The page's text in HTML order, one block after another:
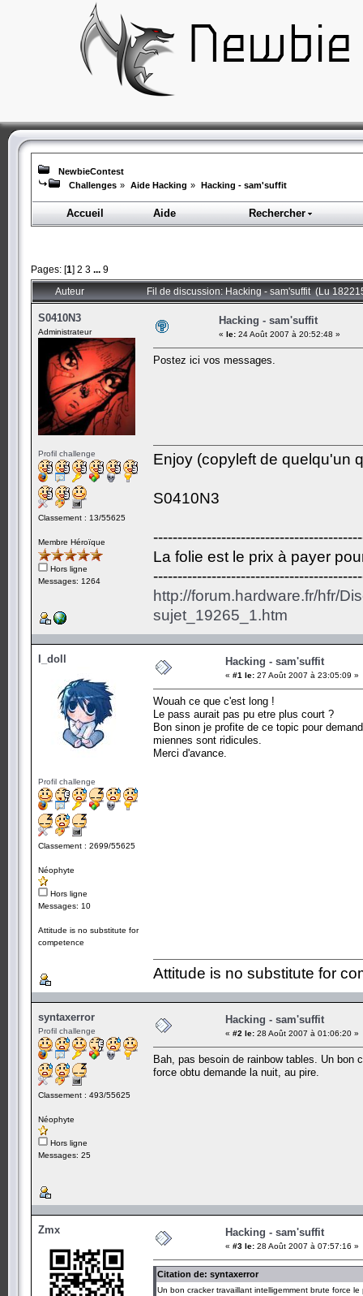
NewbieContest
Challenges » Aide Hacking » Hacking - sam'suffit
Accueil Aide Rechercher
Pages: [1] 2 3 ... 9
Auteur Fil de discussion: Hacking - sam'suffit (Lu
S0410N3
Administrateur
Profil challenge
Classement : 13/55625
Membre Héroïque
Hors ligne
Messages: 1264
Hacking - sam'suffit
« le: 24 Août 2007 à 20:52:48 »
Postez ici vos messages.
Enjoy (copyleft de quelqu'un
S0410N3
La folie est le prix à payer
http://forum.hardware.fr/hfr/
sujet_19265_1.htm
I_doll
Profil challenge
Classement : 2699/55625
Néophyte
Hors ligne
Messages: 10
Attitude is no substitute for
competence
Hacking - sam'suffit
« #1 le: 27 Août 2007 à 23:05:09 »
Wouah ce que c'est long !
Le pass aurait pas pu etre plus court ?
Bon sinon je profite de ce topic pour
miennes sont ridicules.
Merci d'avance.
Attitude is no substitute for
syntaxerror
Profil challenge
Classement : 493/55625
Néophyte
Hors ligne
Messages: 25
Hacking - sam'suffit
« #2 le: 28 Août 2007 à 01:06:20 »
Bah, pas besoin de rainbow tables. Un bon
force obtu demande la nuit, au pire.
Zmx Hacking - sam'suffit
« #3 le: 28 Août 2007 à 07:57:16 »
Citation de: syntaxerror
Un bon cracker travaillant intelligemment brute force